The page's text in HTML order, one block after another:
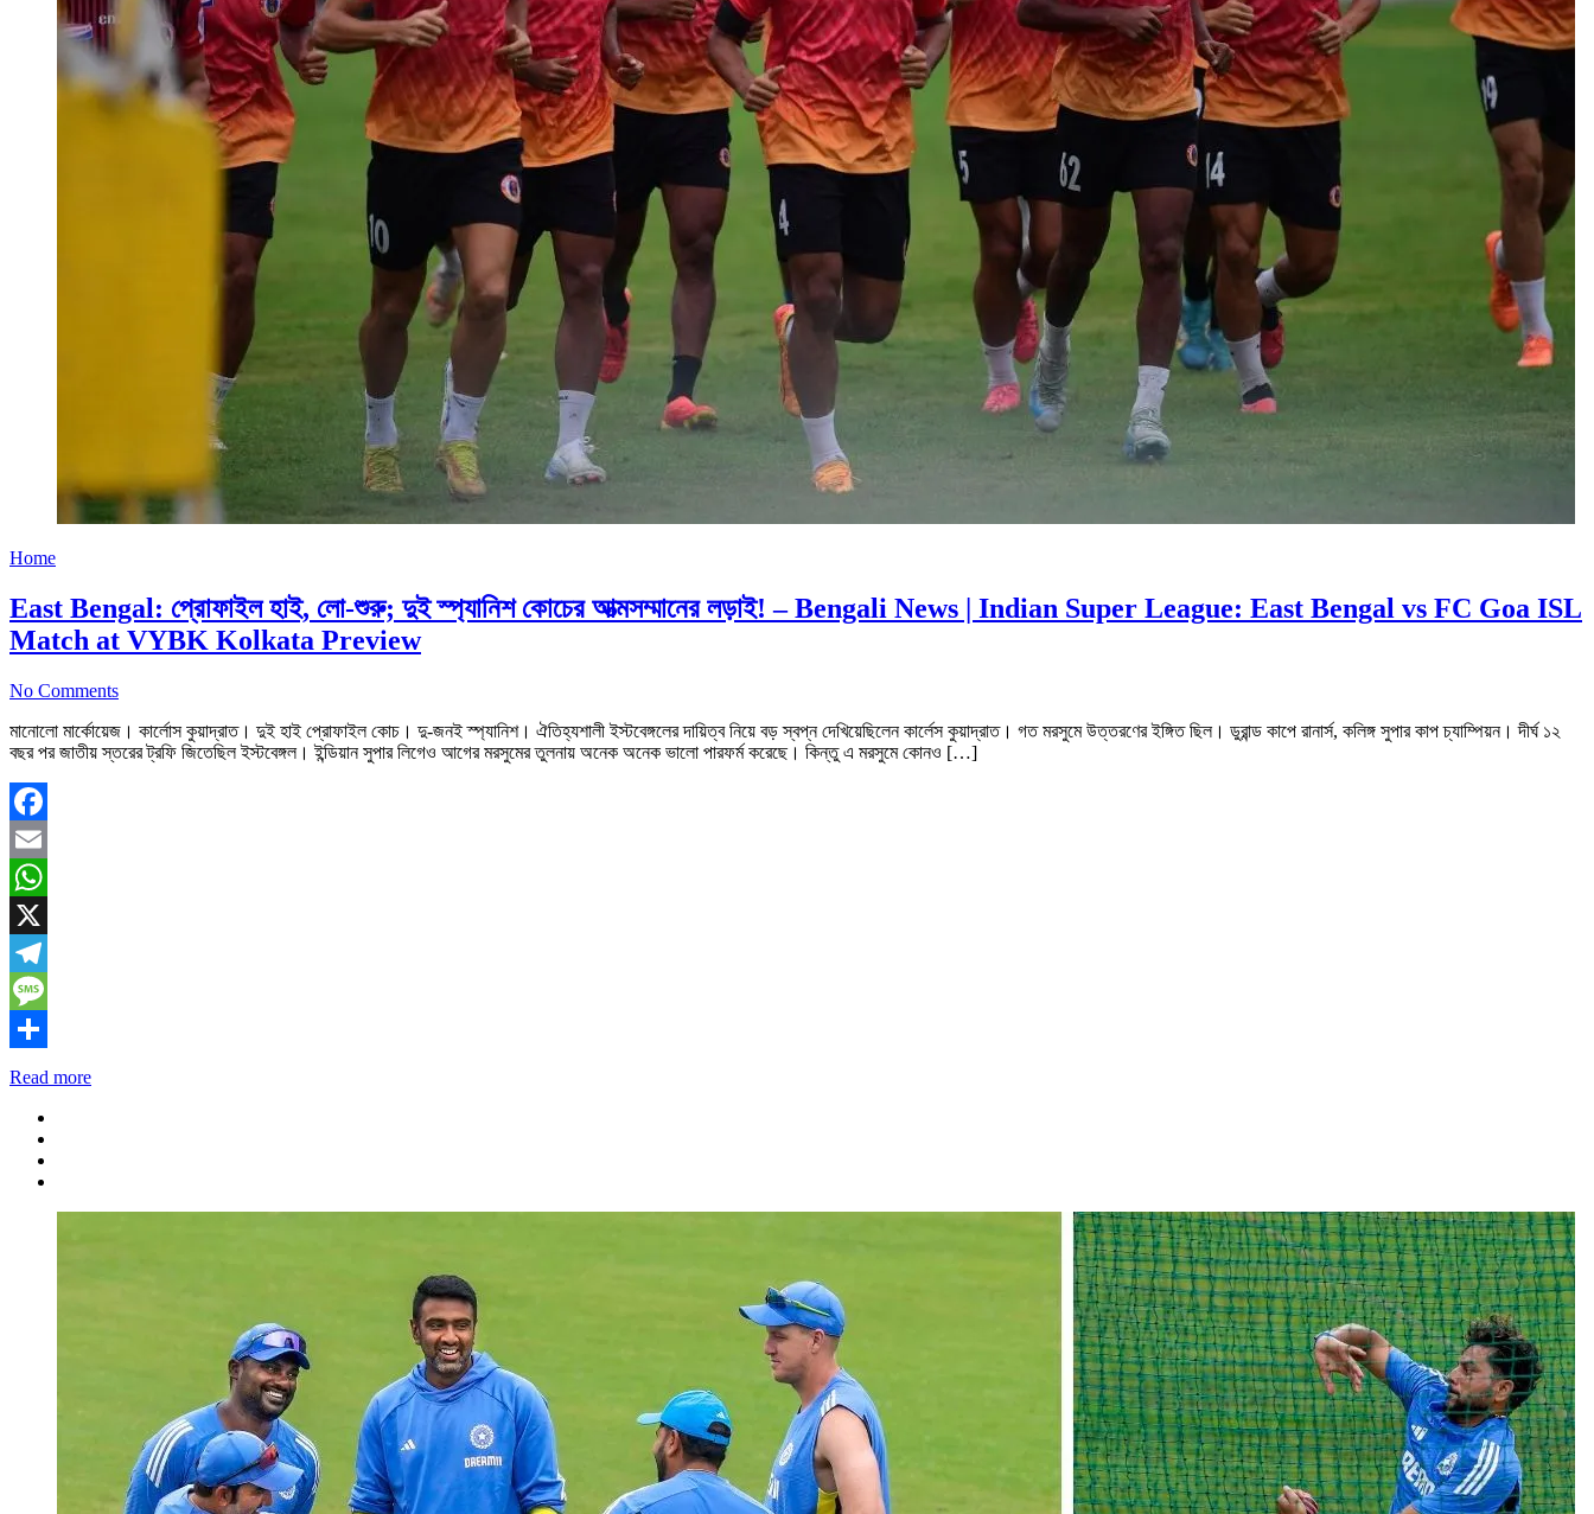
Home
East Bengal: প্রোফাইল হাই, লো-শুরু; দুই স্প্যানিশ কোচের আত্মসম্মানের লড়াই! – Bengali News | Indian Super League: East Bengal vs FC Goa ISL
Match at VYBK Kolkata Preview
No Comments
মানোলো মার্কোয়েজ। কার্লোস কুয়াদ্রাত। দুই হাই প্রোফাইল কোচ। দু-জনই স্প্যানিশ। ঐতিহ্যশালী ইস্টবেঙ্গলের দায়িত্ব নিয়ে বড় স্বপ্ন দেখিয়েছিলেন কার্লেস কুয়াদ্রাত। গত মরসুমে উত্তরণের ইঙ্গিত ছিল। ডুরান্ড কাপে রানার্স, কলিঙ্গ সুপার কাপ চ্যাম্পিয়ন। দীর্ঘ ১২
বছর পর জাতীয় স্তরের ট্রফি জিতেছিল ইস্টবেঙ্গল। ইন্ডিয়ান সুপার লিগেও আগের মরসুমের তুলনায় অনেক অনেক ভালো পারফর্ম করেছে। কিন্তু এ মরসুমে কোনও […]
Facebook
Email
WhatsApp
X
Telegram
Message
Share
Read more